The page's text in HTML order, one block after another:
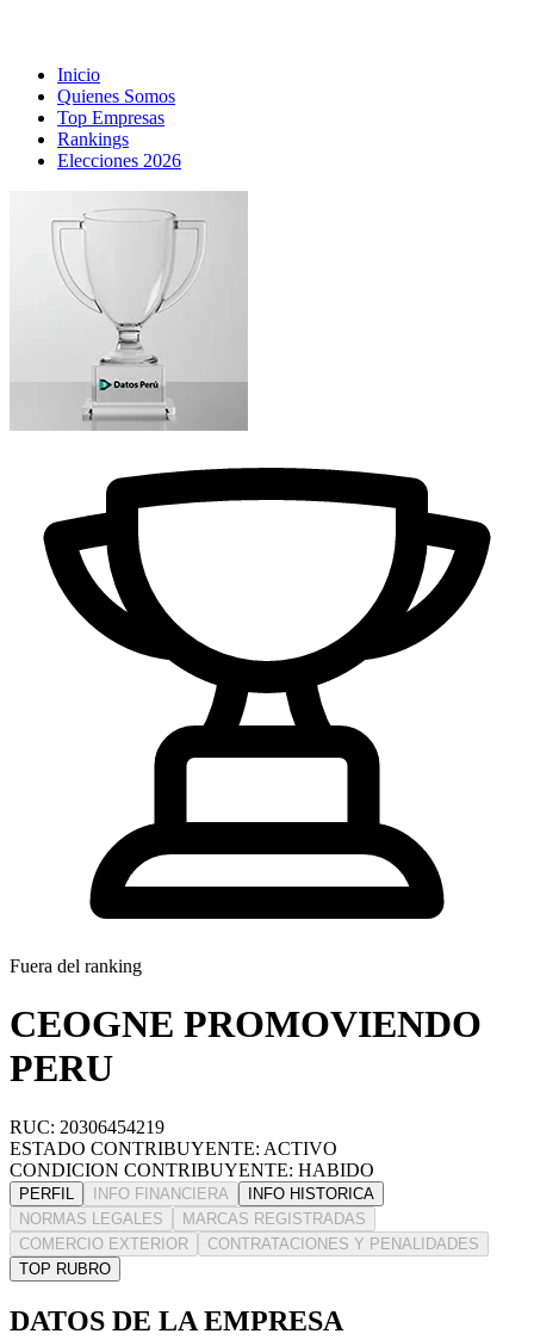
Inicio
Quienes Somos
Top Empresas
Rankings
Elecciones 2026
Fuera del ranking
CEOGNE PROMOVIENDO
PERU
RUC: 20306454219
ESTADO CONTRIBUYENTE: ACTIVO
CONDICION CONTRIBUYENTE: HABIDO
PERFIL INFO FINANCIERA
INFO HISTORICA
NORMAS LEGALES
MARCAS REGISTRADAS
COMERCIO EXTERIOR
CONTRATACIONES Y PENALIDADES
TOP RUBRO
DATOS DE LA EMPRESA